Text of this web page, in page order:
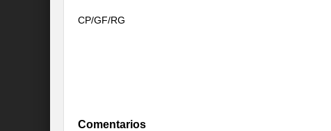
CP/GF/RG
Comentarios